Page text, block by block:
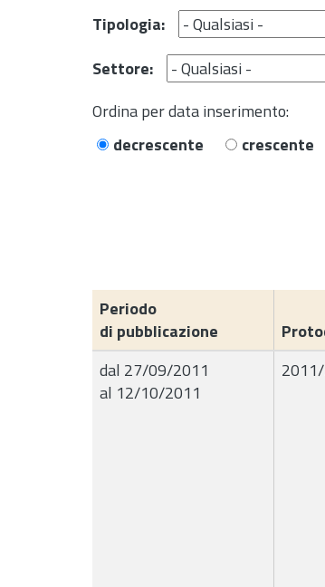
Tipologia:
Settore:
Ordina per data inserimento:
decrescente
crescente
Periodo
di pubblicazione
dal 27/09/2011
al 12/10/2011